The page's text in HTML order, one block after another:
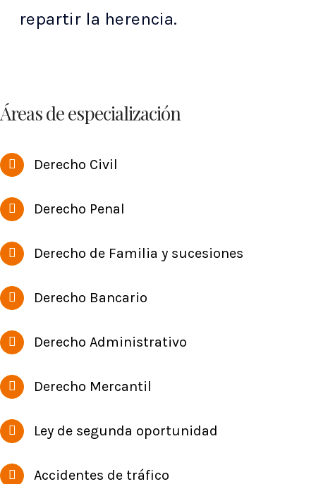
repartir la herencia.
Áreas de especialización
Derecho Civil
Derecho Penal
Derecho de Familia y sucesiones
Derecho Bancario
Derecho Administrativo
Derecho Mercantil
Ley de segunda oportunidad
Accidentes de tráfico